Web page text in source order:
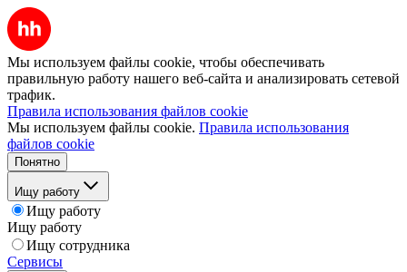
Мы используем файлы cookie, чтобы обеспечивать
правильную работу нашего веб-сайта и анализировать сетевой
трафик.
Правила использования файлов cookie
Мы используем файлы cookie. Правила использования
файлов cookie
Понятно
Ищу работу
Ищу работу
Ищу работу
Ищу сотрудника
Сервисы